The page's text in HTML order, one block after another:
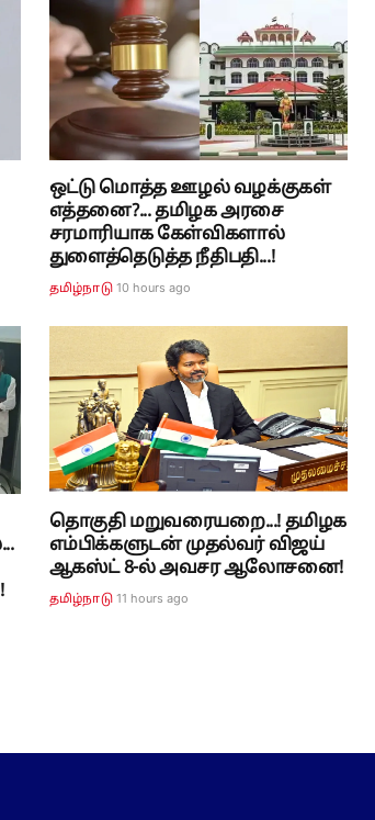
ஒட்டு மொத்த ஊழல் வழக்குகள்
எத்தனை?... தமிழக அரசை
சரமாரியாக கேள்விகளால்
துளைத்தெடுத்த நீதிபதி...!
தமிழ்நாடு 10 hours ago
தொகுதி மறுவரையறை...! தமிழக
எம்பிக்களுடன் முதல்வர் விஜய்
ஆகஸ்ட் 8-ல் அவசர ஆலோசனை!
தமிழ்நாடு 11 hours ago